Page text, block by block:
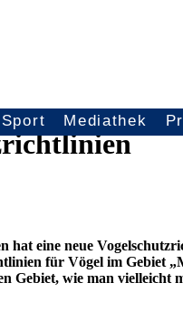
Sport Mediathek
hat eine neue
für Vögel im Gebiet
Gebiet, wie man vielleicht